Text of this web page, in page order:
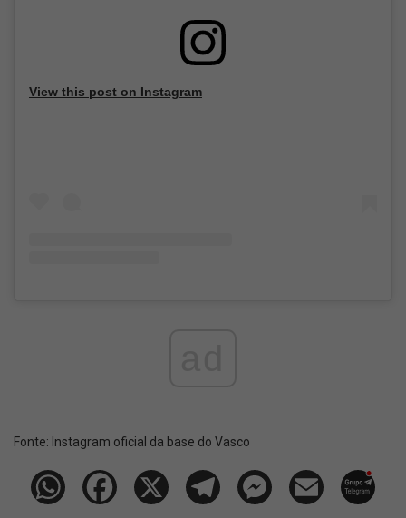
View this post on Instagram
Fonte: Instagram oficial da base do Vasco